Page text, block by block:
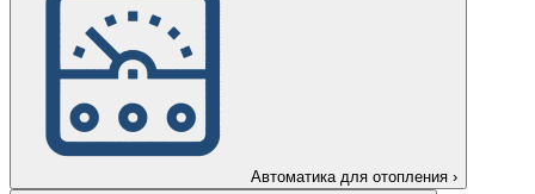
Автоматика для отопления ›